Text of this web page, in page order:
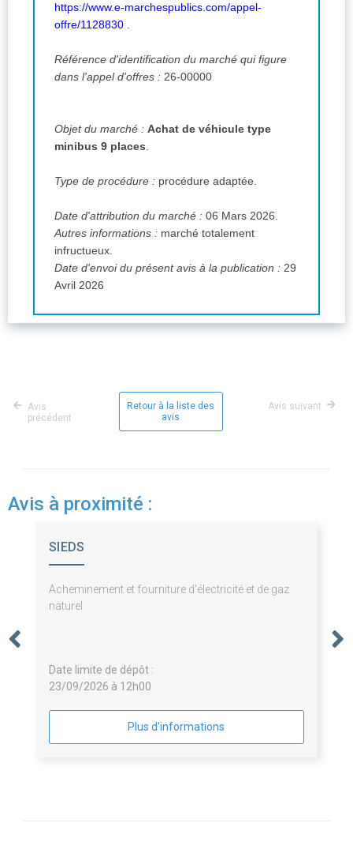
https://www.e-marchespublics.com/appel-
offre/1128830 .
Référence d'identification du marché qui figure
dans l'appel d'offres : 26-00000
Objet du marché : Achat de véhicule type
minibus 9 places.
Type de procédure : procédure adaptée.
Date d'attribution du marché : 06 Mars 2026.
Autres informations : marché totalement
infructueux.
Date d'envoi du présent avis à la publication : 29
Avril 2026
Avis
précédent
Retour à la liste des
avis
Avis suivant
Avis à proximité :
SIEDS
Acheminement et fourniture d'électricité et de gaz
naturel
Date limite de dépôt :
23/09/2026 à 12h00
Plus d'informations